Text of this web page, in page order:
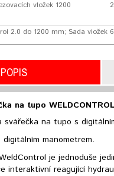
vložek 1200
2.0 do 1200 mm; Sada vložek
POPIS
na tupo
svářečka na tupo s
manometrem.
je jednoduše
interaktivní reagující